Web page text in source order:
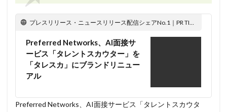
プレスリリース・ニュースリリース配信シェアNo.1｜PR TIMES
Preferred Networks、AI面接サ
ービス「タレントスカウター」を
「タレスカ」にブランドリニュー
アル
Preferred Networks、AI面接サービス「タレントスカウタ